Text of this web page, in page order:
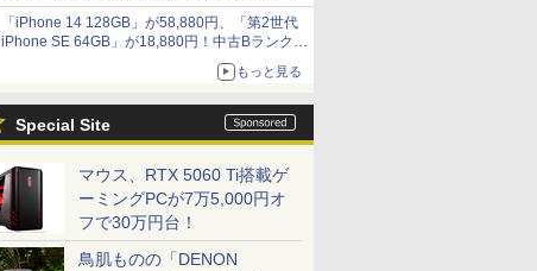
円、水平周波数24.8kHz対応の17型モニターが
9,801円、暑さ指数連動セール ほか
「iPhone 14 128GB」が58,880円、「第2世代
iPhone SE 64GB」が18,880円！中古Bランク品
もっと見る
Special Site
マウス、RTX 5060 Ti搭載ゲ
ーミングPCが7万5,000円オ
フで30万円台！
鳥肌ものの「DENON